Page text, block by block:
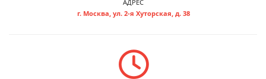
АДРЕС
г. Москва, ул. 2-я Хуторская, д. 38